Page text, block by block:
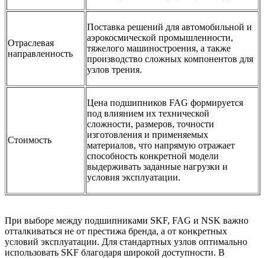
Отраслевая
направленность
Поставка решений для автомобильной и
аэрокосмической промышленности,
тяжелого машиностроения, а также
производство сложных компонентов для
узлов трения.
Стоимость
Цена подшипников FAG формируется
под влиянием их технической
сложности, размеров, точности
изготовления и применяемых
материалов, что напрямую отражает
способность конкретной модели
выдерживать заданные нагрузки и
условия эксплуатации.
При выборе между подшипниками SKF, FAG и NSK важно
отталкиваться не от престижа бренда, а от конкретных
условий эксплуатации. Для стандартных узлов оптимально
использовать SKF благодаря широкой доступности. В